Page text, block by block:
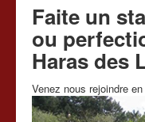
Le haras
École d'équitation
Stages
Faite un
ou
Haras des
Venez nous rejoindre